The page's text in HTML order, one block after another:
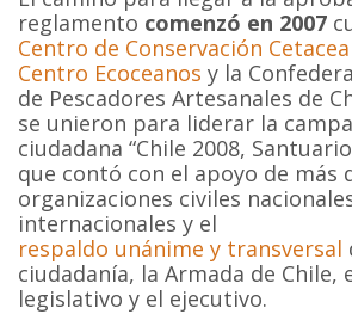
reglamento comenzó en 2007
Centro de Conservación Cetacea
Centro Ecoceanos y la
de Pescadores Artesanales de
se unieron para liderar la
ciudadana “Chile 2008,
que contó con el apoyo de más
organizaciones civiles
internacionales y el
respaldo unánime y transversal
ciudadanía, la Armada de Chile,
legislativo y el ejecutivo.